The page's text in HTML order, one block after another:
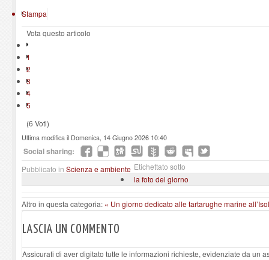
Stampa
Vota questo articolo
1
2
3
4
5
(6 Voti)
Ultima modifica il Domenica, 14 Giugno 2026 10:40
Social sharing:
Pubblicato in Scienza e ambiente Etichettato sotto
la foto del giorno
Altro in questa categoria: « Un giorno dedicato alle tartarughe marine
LASCIA UN COMMENTO
Assicurati di aver digitato tutte le informazioni richieste, evidenziate da un